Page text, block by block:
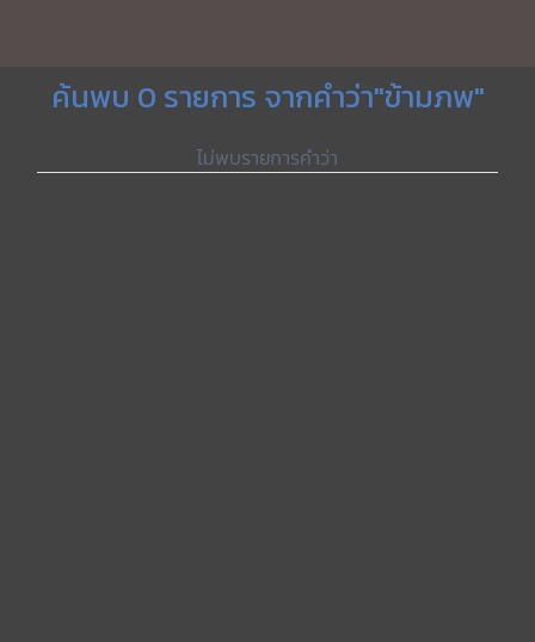
ค้นพบ 0 รายการ จากคำว่า"ข้ามภพ"
ไม่พบรายการคำว่า